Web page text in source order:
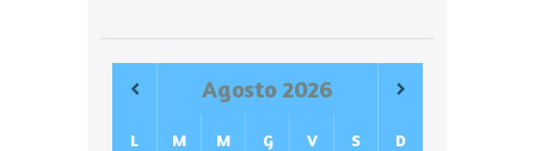
Agosto 2026
L M M G V S D